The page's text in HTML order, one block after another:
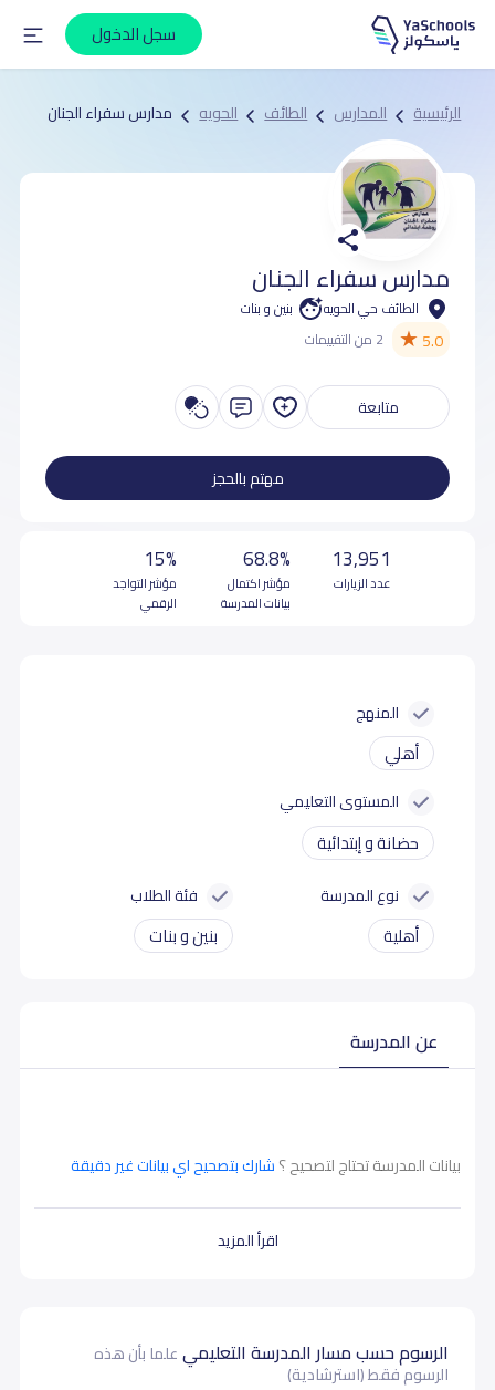
سجل الدخول
الرئيسية المدارس الطائف الحويه مدارس سفراء الجنان
مدارس سفراء الجنان
الطائف حي الحويه بنين و بنات
5.0
★ 2 من التقييمات
متابعة
مهتم بالحجز
13,951
عدد الزيارات
68.8%
مؤشر اكتمال
بيانات المدرسة
15%
مؤشر التواجد
الرقمي
المنهج
أهلي
المستوى التعليمي
حضانة و إبتدائية
نوع المدرسة
أهلية
فئة الطلاب
بنين و بنات
عن المدرسة
اقرأ المزيد
بيانات المدرسة تحتاج لتصحيح ؟شارك بتصحيح اي بيانات غير دقيقة
الرسوم حسب مسار المدرسة التعليميعلما بأن هذه
الرسوم فقط (استرشادية)